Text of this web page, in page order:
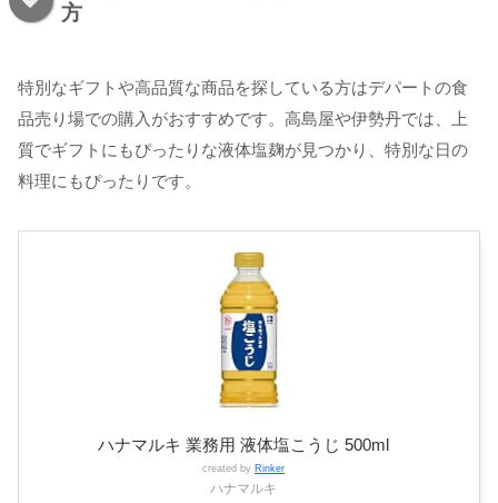
方
特別なギフトや高品質な商品を探している方はデパートの食
品売り場での購入がおすすめです。高島屋や伊勢丹では、上
質でギフトにもぴったりな液体塩麹が見つかり、特別な日の
料理にもぴったりです。
ハナマルキ 業務用 液体塩こうじ 500ml
created by Rinker
ハナマルキ